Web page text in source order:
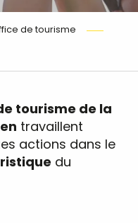
de tourisme
tourisme de la
travaillent
actions dans le
du